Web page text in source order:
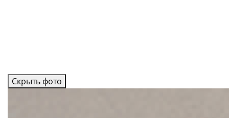
Скрыть фото